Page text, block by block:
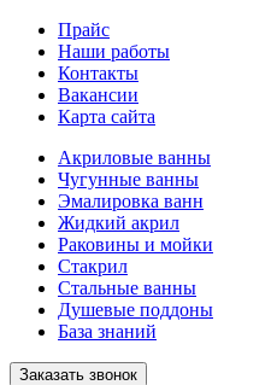
Прайс
Наши работы
Контакты
Вакансии
Карта сайта
Акриловые ванны
Чугунные ванны
Эмалировка ванн
Жидкий акрил
Раковины и мойки
Стакрил
Стальные ванны
Душевые поддоны
База знаний
Заказать звонок